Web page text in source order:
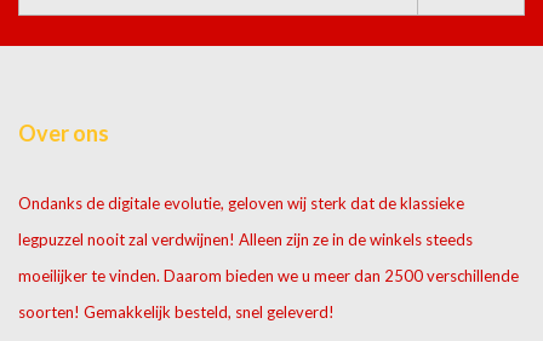
Over ons
Ondanks de digitale evolutie, geloven wij sterk dat de klassieke
legpuzzel nooit zal verdwijnen! Alleen zijn ze in de winkels steeds
moeilijker te vinden. Daarom bieden we u meer dan 2500 verschillende
soorten! Gemakkelijk besteld, snel geleverd!